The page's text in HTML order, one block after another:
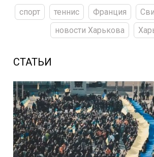
спорт теннис Франция
новости Харькова
СТАТЬИ